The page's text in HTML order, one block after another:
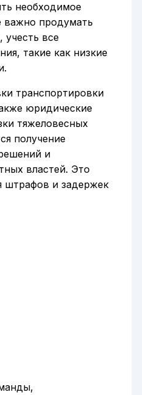
необходимое
важно продумать
учесть все
такие как низкие
транспортировки
юридические
тяжеловесных
получение
и
властей. Это
штрафов и задержек